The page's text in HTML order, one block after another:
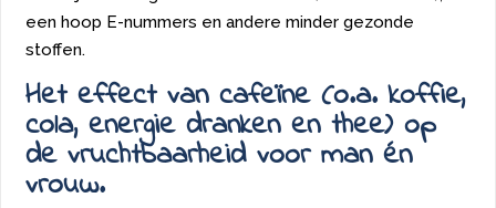
een hoop E-nummers en andere minder gezonde
stoffen.
Het effect van cafeïne (o.a. koffie,
cola, energie dranken en thee) op
de vruchtbaarheid voor man én
vrouw.